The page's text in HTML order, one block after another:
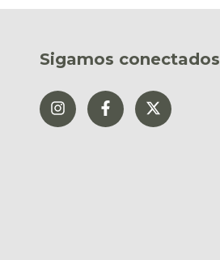
Sigamos conectados